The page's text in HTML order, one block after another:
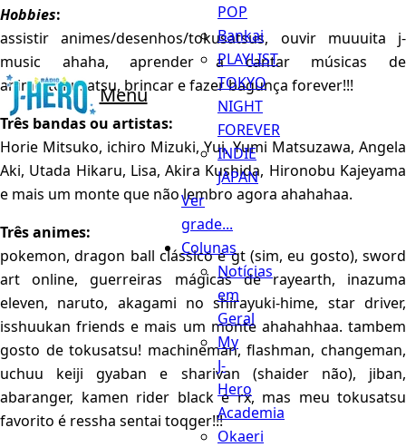
Menu
POP
Bankai
PLAYLIST
TOKYO
NIGHT
FOREVER
INDIE
JAPAN
Ver
grade...
Colunas
Notícias
em
Geral
My
J-
Hero
Academia
Okaeri
Hobbies:
assistir animes/desenhos/tokusatsus, ouvir muuuita j-
music ahaha, aprender a cantar músicas de
anime/tokusatsu, brincar e fazer bagunça forever!!!
Três bandas ou artistas:
Horie Mitsuko, ichiro Mizuki, Yui, Yumi Matsuzawa, Angela
Aki, Utada Hikaru, Lisa, Akira Kushida, Hironobu Kajeyama
e mais um monte que não lembro agora ahahahaa.
Três animes:
pokemon, dragon ball clássico e gt (sim, eu gosto), sword
art online, guerreiras mágicas de rayearth, inazuma
eleven, naruto, akagami no shirayuki-hime, star driver,
isshuukan friends e mais um monte ahahahhaa. tambem
gosto de tokusatsu! machineman, flashman, changeman,
uchuu keiji gyaban e sharivan (shaider não), jiban,
abaranger, kamen rider black e rx, mas meu tokusatsu
favorito é ressha sentai toqger!!!